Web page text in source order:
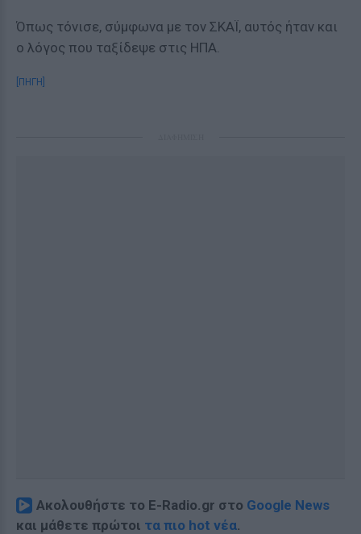
Όπως τόνισε, σύμφωνα με τον ΣΚΑΪ, αυτός ήταν και
ο λόγος που ταξίδεψε στις ΗΠΑ.
[ΠΗΓΗ]
Ακολουθήστε το E-Radio.gr στο Google News
και μάθετε πρώτοι τα πιο hot νέα.